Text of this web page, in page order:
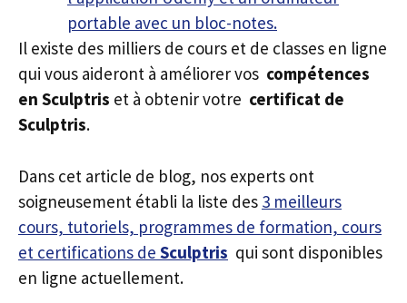
Il existe des milliers de cours et de classes en ligne
qui vous aideront à améliorer vos compétences
en Sculptris et à obtenir votre certificat de
Sculptris.
Dans cet article de blog, nos experts ont
soigneusement établi la liste des 3 meilleurs
cours, tutoriels, programmes de formation, cours
et certifications de Sculptris qui sont disponibles
en ligne actuellement.